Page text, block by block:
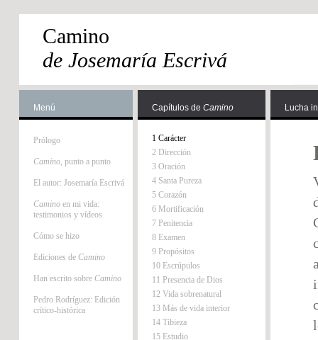
Camino
de Josemaría Escrivá
Menú
Prólogo
Camino, punto a punto
El autor: Josemaría Escrivá
Camino en mi vida:
testimonios y vídeos
Cómo se hizo
Ediciones de Camino
Han escrito sobre Camino
Pedro Rodríguez: Edición
crítico-histórica
Capítulos de Camino
1 Carácter
2 Dirección
3 Oración
4 Santa Pureza
5 Corazón
6 Mortificación
7 Penitencia
8 Examen
9 Propósitos
10 Escrúpulos
11 Presencia de Dios
12 Vida sobrenatural
13 Más de vida interior
14 Tibieza
15 Estudio
Lucha